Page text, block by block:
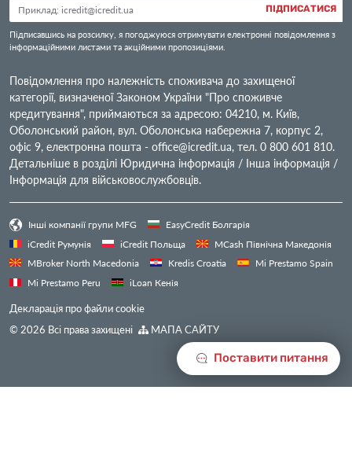
Поставити питання
ПІДПИСАТИСЯ
Підписавшись на розсилку, я погоджуюся отримувати електронні повідомлення з
інформаційними листами та акційними пропозиціями.
Повідомлення про належність споживача до захищеної
категорії, визначеної Законом України "Про споживче
кредитування", приймаються за адресою: 04210, м. Київ,
Оболонський район, вул. Оболонська набережна 7, корпус 2,
офіс 9, електронна пошта - office@icredit.ua, тел. 0 800 601 810.
Детальніше в розділі Юридична інформація / Інша інформація /
Інформація для військовослужбовців.
Інші компанії групи MFG
EasyCredit Болгарія
iCredit Румунія
iCredit Польща
MCash Північна Македонія
MBroker North Macedonia
Kredis Croatia
Mi Prestamo Spain
Mi Prestamo Peru
iLoan Кенія
Декларація про файли cookie
© 2026 Всі права захищені
МАПА САЙТУ